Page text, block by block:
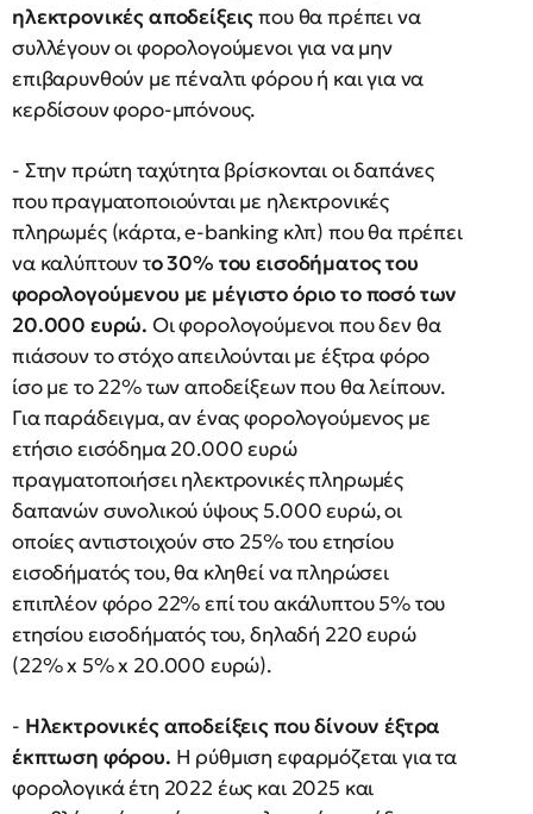
ηλεκτρονικές αποδείξειςπου θα πρέπει να
συλλέγουν οι φορολογούμενοι για να μην
επιβαρυνθούν με πέναλτι φόρου ή και για να
κερδίσουν φορο-μπόνους.
- Στην πρώτη ταχύτητα βρίσκονται οι δαπάνες
που πραγματοποιούνται με ηλεκτρονικές
πληρωμές (κάρτα, e-banking κλπ) που θα πρέπει
να καλύπτουν το 30% του εισοδήματος του
φορολογούμενου με μέγιστο όριο το ποσό των
20.000 ευρώ. Οι φορολογούμενοι που δεν θα
πιάσουν το στόχο απειλούνται με έξτρα φόρο
ίσο με το 22% των αποδείξεων που θα λείπουν.
Για παράδειγμα, αν ένας φορολογούμενος με
ετήσιο εισόδημα 20.000 ευρώ
πραγματοποιήσει ηλεκτρονικές πληρωμές
δαπανών συνολικού ύψους 5.000 ευρώ, οι
οποίες αντιστοιχούν στο 25% του ετησίου
εισοδήματός του, θα κληθεί να πληρώσει
επιπλέον φόρο 22% επί του ακάλυπτου 5% του
ετησίου εισοδήματός του, δηλαδή 220 ευρώ
(22% x 5% x 20.000 ευρώ).
- Ηλεκτρονικές αποδείξεις που δίνουν έξτρα
έκπτωση φόρου. Η ρύθμιση εφαρμόζεται για τα
φορολογικά έτη 2022 έως και 2025 και